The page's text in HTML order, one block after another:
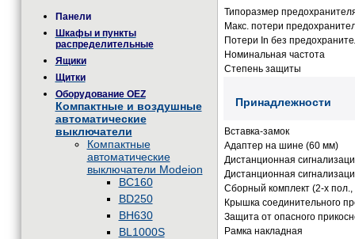
Панели
Шкафы и пункты
распределительные
Ящики
Щитки
Оборудование OEZ
Компактные и воздушные
автоматические
выключатели
Компактные
автоматические
выключатели Modeion
BC160
BD250
BH630
BL1000S
Типоразмер
Макс. потери
Потери In без
Номинальная частота
Степень защиты
Принадлежности
Вставка-замок
Адаптер на шине (60 мм)
Дистанционная
Дистанционная
Сборный комплект (2-х пол.,
Крышка соединительного
Защита от опасного
Рамка накладная